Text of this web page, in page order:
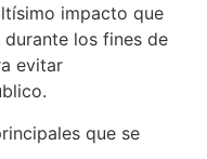
impacto que
los fines de
evitar
que se